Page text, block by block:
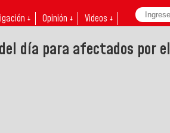
↓ Opinión ↓ Videos ↓
día para afectados por el